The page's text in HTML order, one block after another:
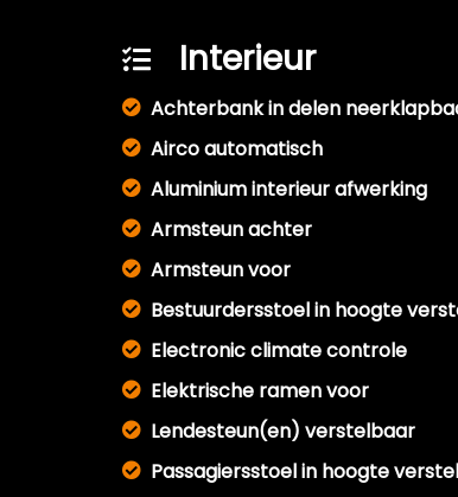
Interieur
Achterbank in delen
Airco automatisch
Aluminium interieur afwerking
Armsteun achter
Armsteun voor
Bestuurdersstoel in hoogte
Electronic climate controle
Elektrische ramen voor
Lendesteun(en) verstelbaar
Passagiersstoel in hoogte